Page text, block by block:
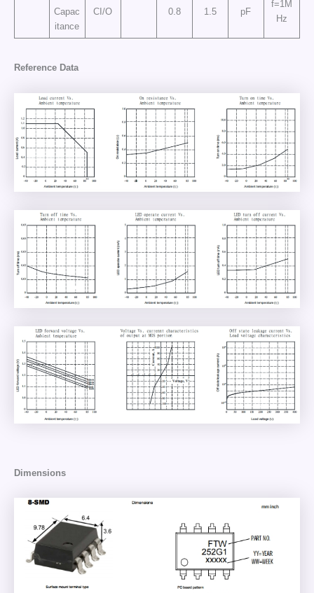
Capac
itance
CI/O 0.8 1.5 pF
f=1M
Hz
Reference Data
Dimensions